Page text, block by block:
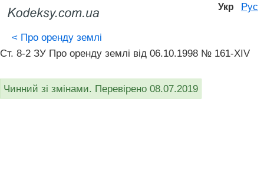
Укр Рус
< Про оренду землі
Ст. 8-2 ЗУ Про оренду землі від 06.10.1998 № 161-XIV
Чинний зі змінами. Перевірено 08.07.2019